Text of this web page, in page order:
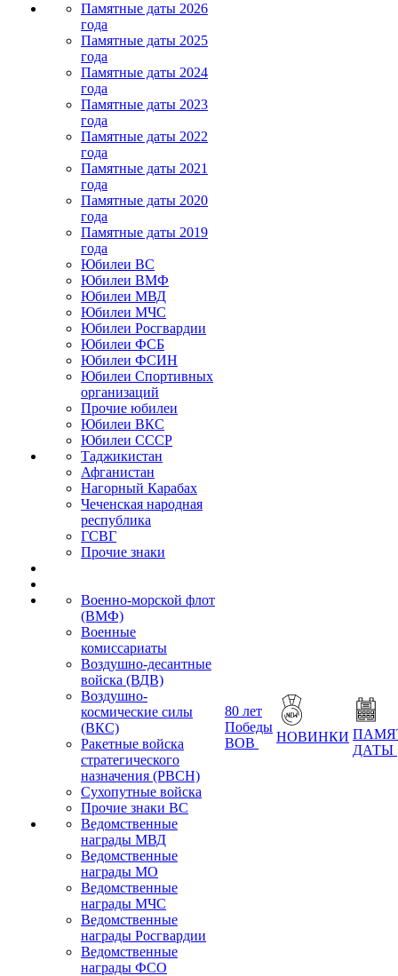
Памятные даты 2026
года
Памятные даты 2025
года
Памятные даты 2024
года
Памятные даты 2023
года
Памятные даты 2022
года
Памятные даты 2021
года
Памятные даты 2020
года
Памятные даты 2019
года
Юбилеи ВС
Юбилеи ВМФ
Юбилеи МВД
Юбилеи МЧС
Юбилеи Росгвардии
Юбилеи ФСБ
Юбилеи ФСИН
Юбилеи Спортивных
организаций
Прочие юбилеи
Юбилеи ВКС
Юбилеи СССР
Таджикистан
Афганистан
Нагорный Карабах
Чеченская народная
республика
ГСВГ
Прочие знаки
Военно-морской флот
(ВМФ)
Военные
комиссариаты
Воздушно-десантные
войска (ВДВ)
Воздушно-
космические силы
(ВКС)
Ракетные войска
стратегического
назначения (РВСН)
Сухопутные войска
Прочие знаки ВС
Ведомственные
награды МВД
Ведомственные
награды МО
Ведомственные
награды МЧС
Ведомственные
награды Росгвардии
Ведомственные
награды ФСО
80 лет
Победы
ВОВ
НОВИНКИ
ДАТЫ